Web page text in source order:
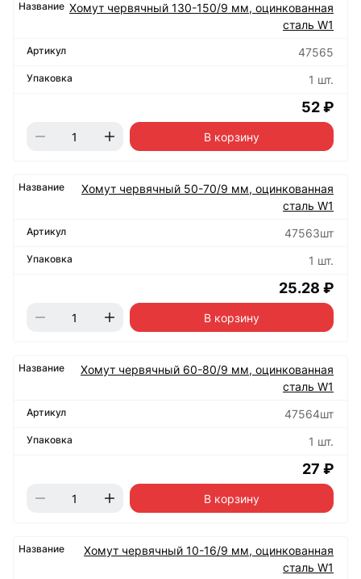
Хомут червячный 130-150/9 мм, оцинкованная
сталь W1
47565
1 шт.
52 ₽
В корзину
Хомут червячный 50-70/9 мм, оцинкованная
сталь W1
47563шт
1 шт.
25.28 ₽
В корзину
Хомут червячный 60-80/9 мм, оцинкованная
сталь W1
47564шт
1 шт.
27 ₽
В корзину
Хомут червячный 10-16/9 мм, оцинкованная
сталь W1